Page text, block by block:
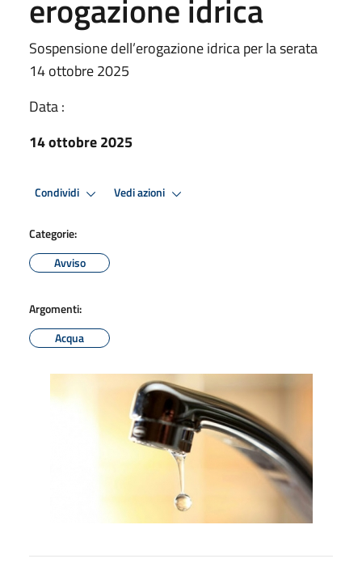
erogazione idrica
Sospensione dell’erogazione idrica per la serata
14 ottobre 2025
Data :
14 ottobre 2025
Condividi Vedi azioni
Categorie:
Avviso
Argomenti:
Acqua